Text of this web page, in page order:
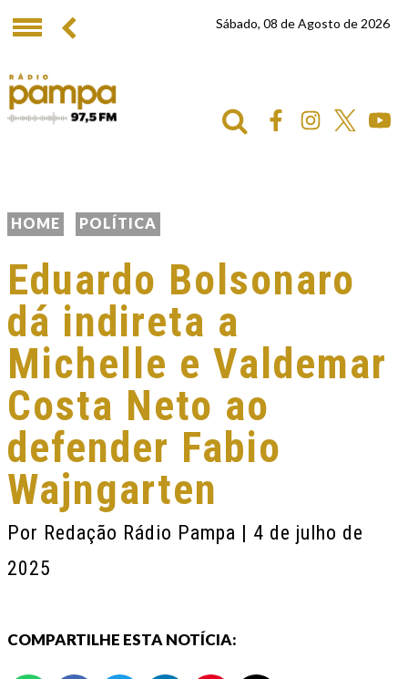
Sábado, 08 de Agosto de 2026
HOME POLÍTICA
Eduardo Bolsonaro
dá indireta a
Michelle e Valdemar
Costa Neto ao
defender Fabio
Wajngarten
Por Redação Rádio Pampa | 4 de julho de
2025
COMPARTILHE ESTA NOTÍCIA: